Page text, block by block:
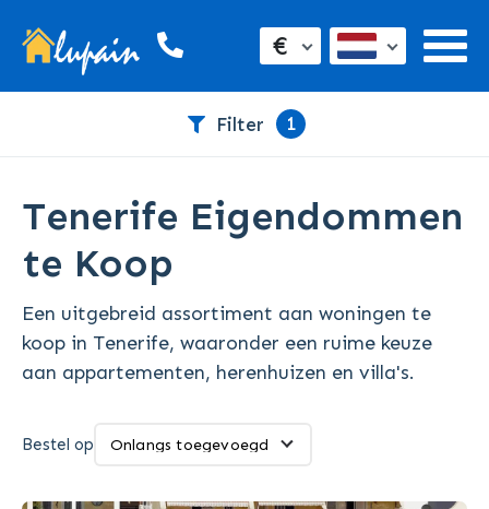
€
Filter 1
Tenerife Eigendommen
te Koop
Een uitgebreid assortiment aan woningen te
koop in Tenerife, waaronder een ruime keuze
aan appartementen, herenhuizen en villa's.
Bestel op